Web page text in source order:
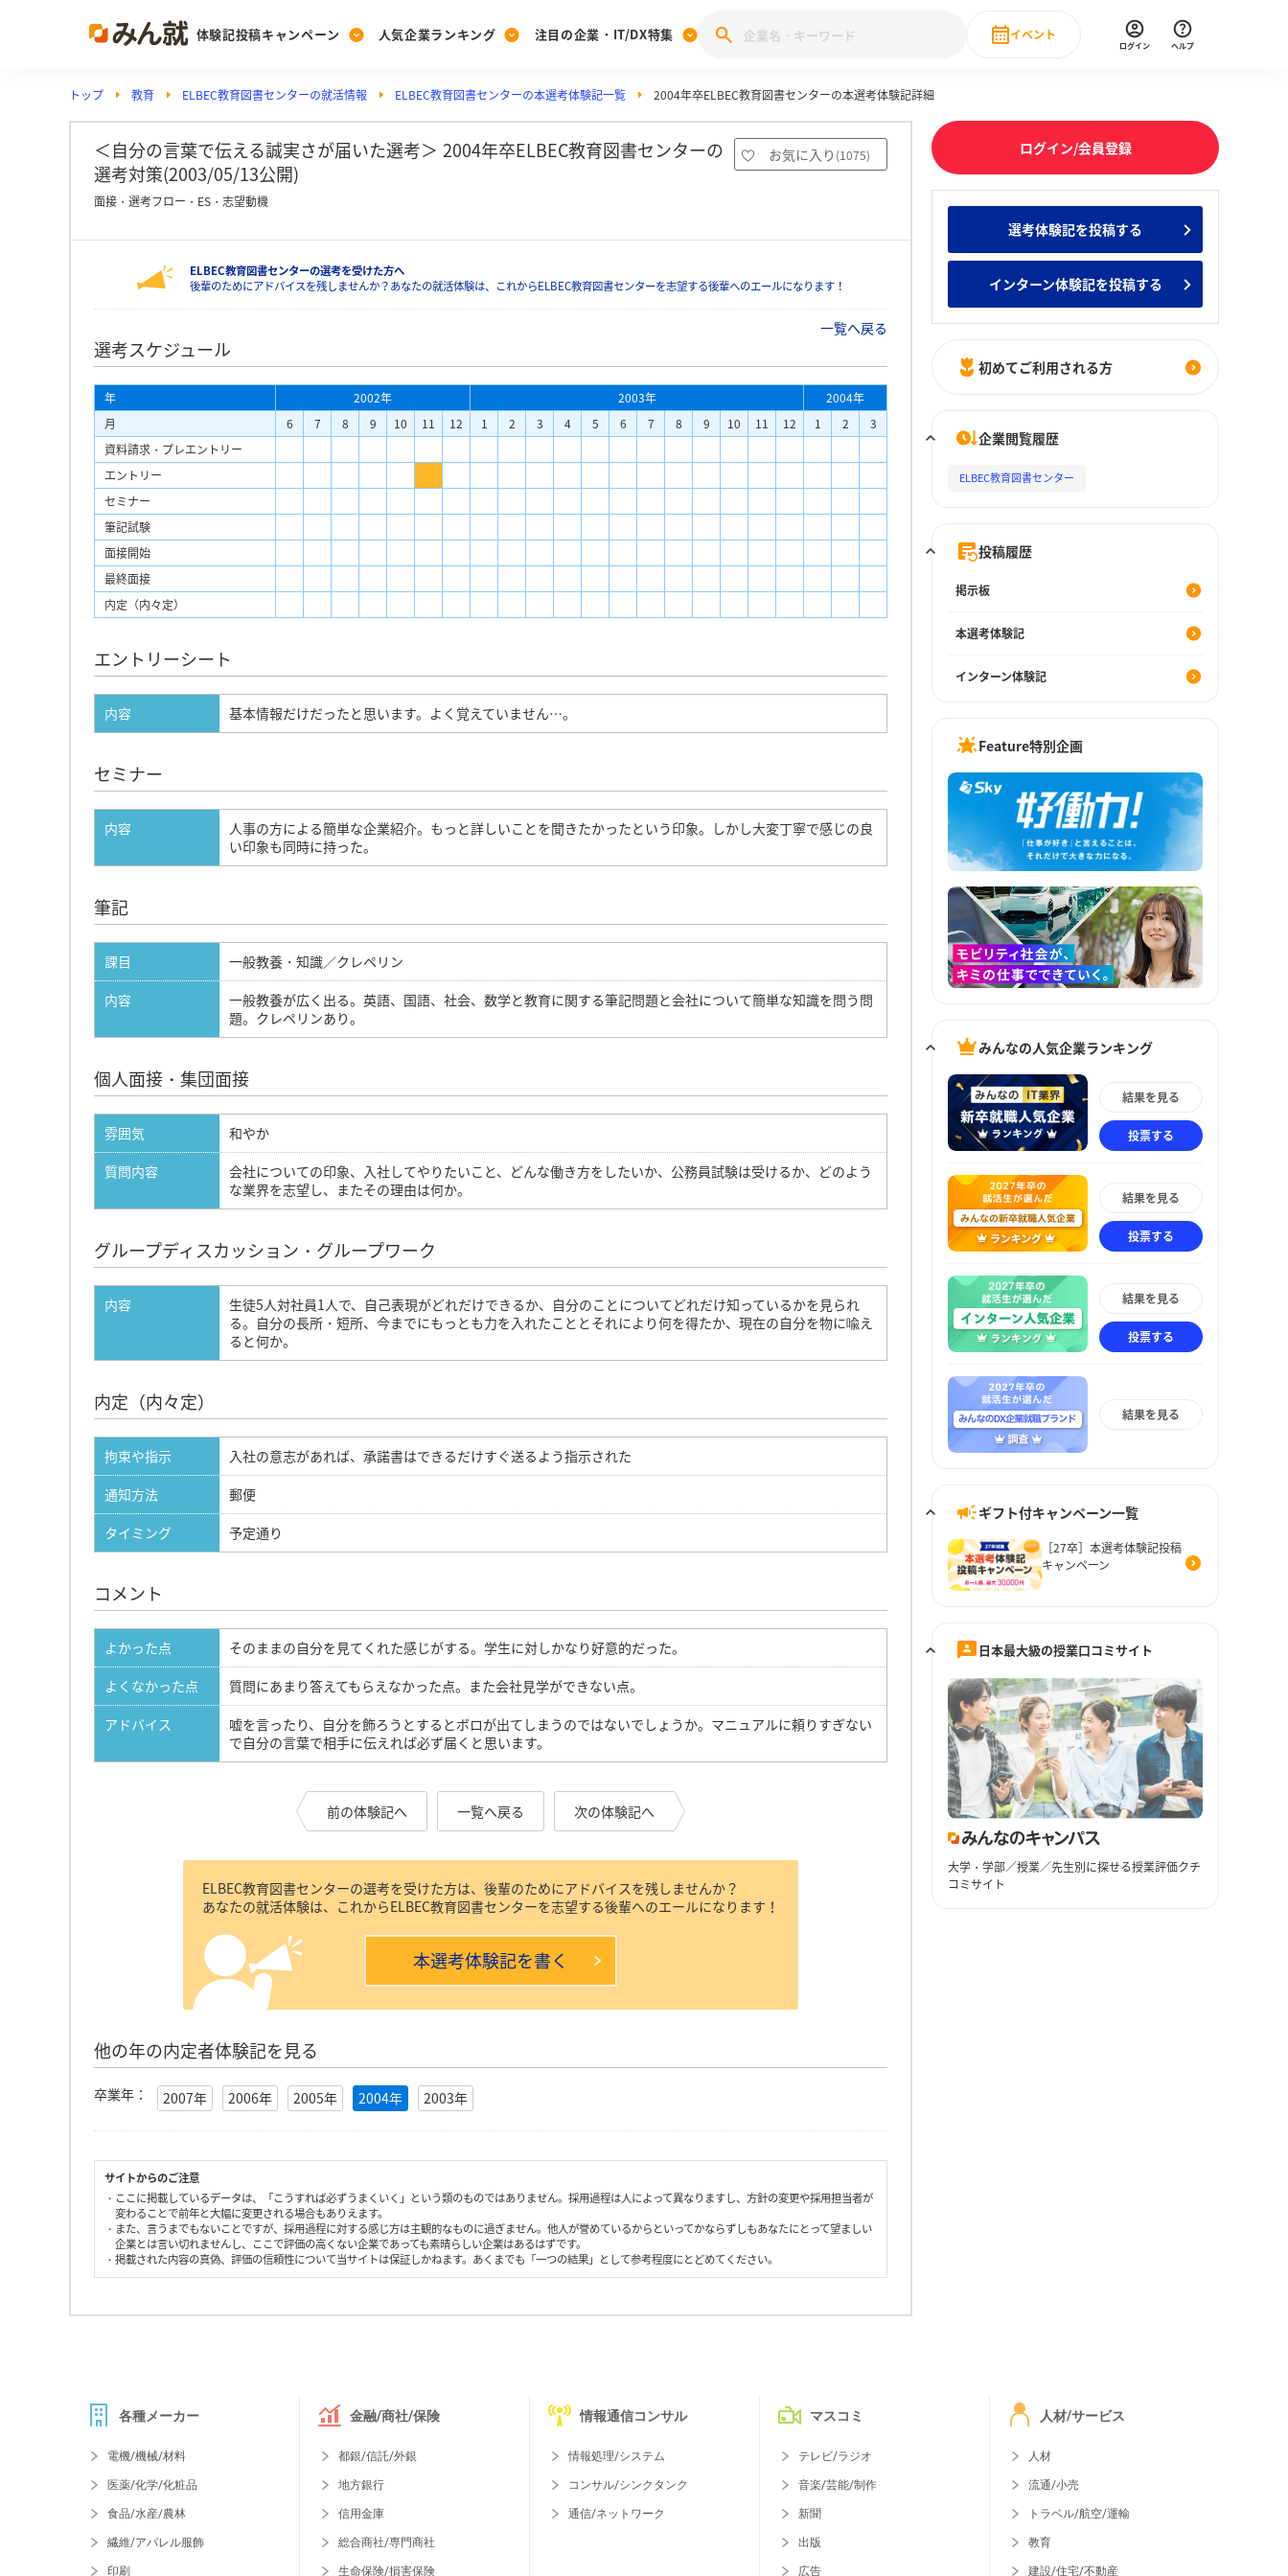
体験記投稿キャンペーン
Post
投稿する
[27卒] 本選考体験記投稿キャンペーン
人気企業ランキング
Ranking
ランキングを見る
みんなのDX企業就職ブランド調査
みんなの新卒就職人気企業ランキング みんなのインターン人気企業ランキ
注目の企業・IT/DX特集
PickUp
注目の企業特集
28卒 IT・DX現場社員インタビュー
動画で知ろう！業界・企業研究
イベント
直近のイベント一覧
ログイン ヘルプ
トップ 教育 ELBEC教育図書センターの就活情報 ELBEC教育図書センターの本選考体験記一覧 2004年卒ELBEC教育図書センターの本選考体験記詳細
＜自分の言葉で伝える誠実さが届いた選考＞ 2004年卒ELBEC教育図書センターの
選考対策(2003/05/13公開)
お気に入り (1075)
面接・選考フロー・ES・志望動機
ELBEC教育図書センターの選考を受けた方へ
後輩のためにアドバイスを残しませんか？あなたの就活体験は、これからELBEC教育図書センターを志望する後輩へのエールになります！
一覧へ戻る
選考スケジュール
年 2002年 2003年
2004年
月
6 7 8 9 10 11 12 1 2 3 4 5 6 7 8 9 10 11 12 1 2
3
資料請求・プレエントリー
エントリー
セミナー
筆記試験
面接開始
最終面接
内定（内々定）
エントリーシート
内容 基本情報だけだったと思います。よく覚えていません…。
セミナー
内容
人事の方による簡単な企業紹介。もっと詳しいことを聞きたかったという印象。しかし大変丁寧で感じの良
い印象も同時に持った。
筆記
課目
一般教養・知識／クレペリン
内容
一般教養が広く出る。英語、国語、社会、数学と教育に関する筆記問題と会社について簡単な知識を問う問
題。クレペリンあり。
個人面接・集団面接
雰囲気
和やか
質問内容
会社についての印象、入社してやりたいこと、どんな働き方をしたいか、公務員試験は受けるか、どのよう
な業界を志望し、またその理由は何か。
グループディスカッション・グループワーク
内容
生徒5人対社員1人で、自己表現がどれだけできるか、自分のことについてどれだけ知っているかを見られ
る。自分の長所・短所、今までにもっとも力を入れたこととそれにより何を得たか、現在の自分を物に喩え
ると何か。
内定（内々定）
拘束や指示
入社の意志があれば、承諾書はできるだけすぐ送るよう指示された
通知方法
郵便
タイミング
予定通り
コメント
よかった点
そのままの自分を見てくれた感じがする。学生に対しかなり好意的だった。
よくなかった点
質問にあまり答えてもらえなかった点。また会社見学ができない点。
アドバイス
嘘を言ったり、自分を飾ろうとするとボロが出てしまうのではないでしょうか。マニュアルに頼りすぎない
で自分の言葉で相手に伝えれば必ず届くと思います。
前の体験記へ 一覧へ戻る 次の体験記へ
ELBEC教育図書センターの選考を受けた方は、後輩のためにアドバイスを残しませんか？
あなたの就活体験は、これからELBEC教育図書センターを志望する後輩へのエールになります！
本選考体験記を書く
他の年の内定者体験記を見る
卒業年： 2007年 2006年 2005年 2004年 2003年
サイトからのご注意
・ここに掲載しているデータは、「こうすれば必ずうまくいく」という類のものではありません。採用過程は人によって異なりますし、方針の変更や採用担当者が
変わることで前年と大幅に変更される場合もありえます。
・また、言うまでもないことですが、採用過程に対する感じ方は主観的なものに過ぎません。他人が誉めているからといってかならずしもあなたにとって望ましい
企業とは言い切れませんし、ここで評価の高くない企業であっても素晴らしい企業はあるはずです。
・掲載された内容の真偽、評価の信頼性について当サイトは保証しかねます。あくまでも「一つの結果」として参考程度にとどめてください。
ログイン/会員登録
選考体験記を投稿する
インターン体験記を投稿する
初めてご利用される方
企業閲覧履歴
ELBEC教育図書センター
投稿履歴
掲示板
本選考体験記
インターン体験記
Feature特別企画
みんなの人気企業ランキング
結果を見る
投票する
結果を見る
投票する
結果を見る
投票する
結果を見る
ギフト付キャンペーン一覧
［27卒］本選考体験記投稿
キャンペーン
日本最大級の授業口コミサイト
大学・学部／授業／先生別に探せる授業評価クチ
コミサイト
各種メーカー
電機/機械/材料
医薬/化学/化粧品
食品/水産/農林
繊維/アパレル服飾
印刷
金融/商社/保険
都銀/信託/外銀
地方銀行
信用金庫
総合商社/専門商社
生命保険/損害保険
情報通信コンサル
情報処理/システム
コンサル/シンクタンク
通信/ネットワーク
マスコミ
テレビ/ラジオ
音楽/芸能/制作
新聞
出版
広告
人材/サービス
人材
流通/小売
トラベル/航空/運輸
教育
建設/住宅/不動産